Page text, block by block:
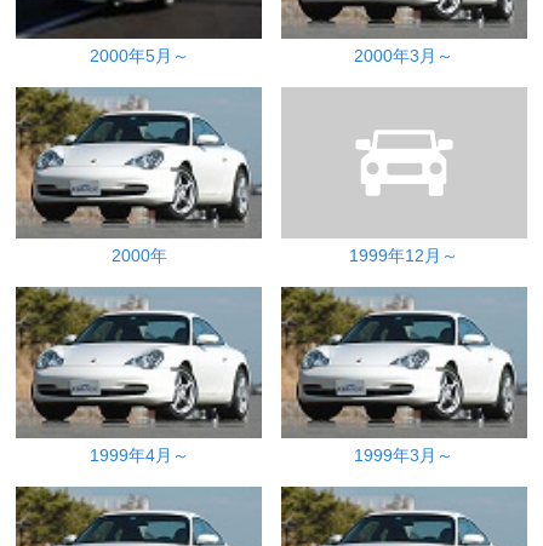
2000年5月～ 2000年3月～
2000年 1999年12月～
1999年4月～ 1999年3月～